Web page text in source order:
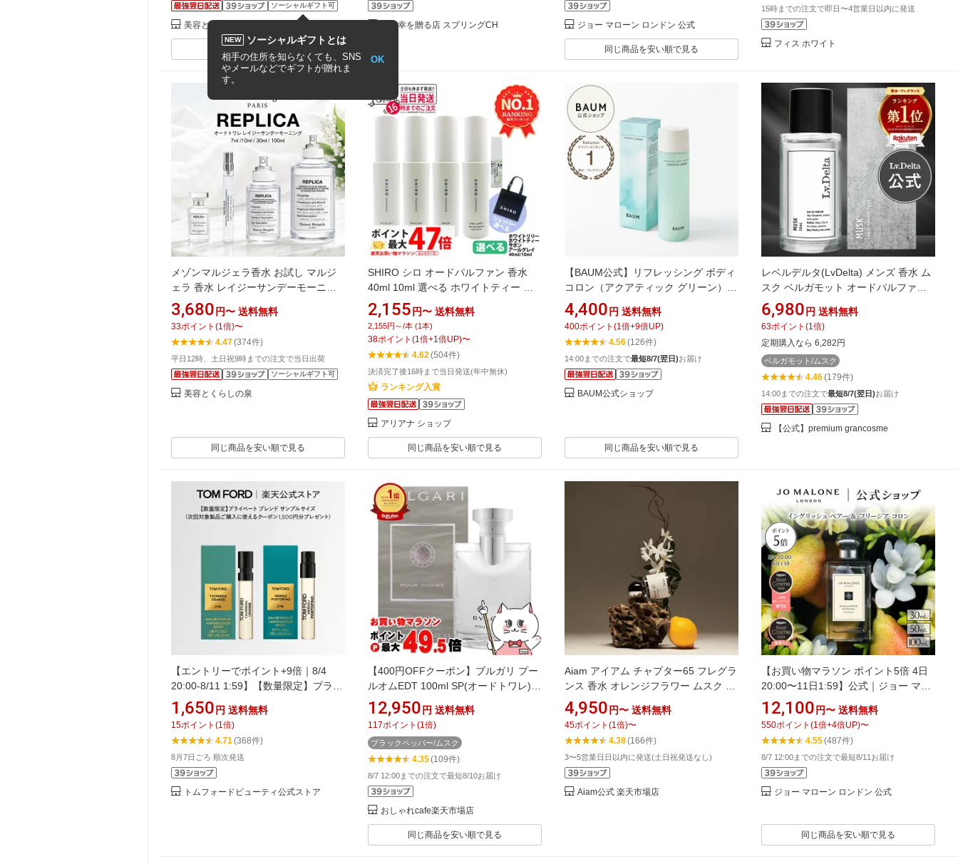
Bath
ソーシャルギフト可
美容とくらしの泉
同じ商品を安い順で見る
小確幸を贈る店 スプリングCH
誕生日
ジョー マローン ロンドン 公式
同じ商品を安い順で見る
15時までの注文で即日〜4営業日以内に発送
フィス ホワイト
メゾンマルジェラ香水 お試し マルジ
ェラ 香水 レイジーサンデーモーニン
グ 7ml 10ml 30ml 100ml メゾンマルジ
ェラ レプリカ オードトワレ レイジー
サンデー モーニング マルジェラ香水
メゾン マルジェラ レイジーサンデー
サンデーモーニング Maison Margiela
REPLICA
3,680 円〜 送料無料
33ポイント (1倍)〜
4.47(374件)
平日12時、土日祝9時までの注文で当日出荷
ソーシャルギフト可
美容とくらしの泉
同じ商品を安い順で見る
SHIRO シロ オードパルファン 香水
40ml 10ml 選べる ホワイトティー ホ
ワイトリリー サボン アールグレイ フ
レグランス ミニサイズ お試し 携帯用
レディース メンズ ユニセックス ギフ
ト プレゼント 誕生日 ショッパー 正規
袋 送料無料
2,155 円〜 送料無料
2,155円～/本 (1本)
38ポイント (1倍+1倍UP)〜
4.62(504件)
決済完了後16時まで当日発送(年中無休)
ランキング入賞
アリアナ ショップ
同じ商品を安い順で見る
【BAUM公式】リフレッシング ボディ
コロン（アクアティック グリーン）
□ | バウム | リフレッシャー コロン
アウトドア 持ち運び リフレッシュ 夏
におい 香り
4,400 円 送料無料
400ポイント (1倍+9倍UP)
4.56(126件)
14:00までの注文で最短8/7(翌日)お届け
BAUM公式ショップ
同じ商品を安い順で見る
レベルデルタ(LvDelta) メンズ 香水 ム
スク ベルガモット オードパルファン
香水 EDP 50mL / 単品
6,980 円 送料無料
63ポイント (1倍)
定期購入なら 6,282円
ベルガモット/ムスク
4.46(179件)
14:00までの注文で最短8/7(翌日)お届け
【公式】premium grancosme
【エントリーでポイント+9倍｜8/4
20:00-8/11 1:59】【数量限定】プライ
ベート ブレンド サンプルサイズ (次回
対象製品ご購入に使えるクーポン
1,500円分プレゼント) タオルミナ オ
レンジ ネロリ・ポルトフィーノ｜トム
フォード トム フォード 香水 オードパ
ルファム
1,650 円 送料無料
15ポイント (1倍)
4.71(368件)
8月7日ごろ 順次発送
トムフォードビューティ公式ストア
【400円OFFクーポン】ブルガリ プー
ルオムEDT 100ml SP(オードトワレ)
【香水】【宅配便送料無料】
(6002691)
12,950 円 送料無料
117ポイント (1倍)
ブラックペッパー/ムスク
4.35(109件)
8/7 12:00までの注文で最短8/10お届け
おしゃれcafe楽天市場店
同じ商品を安い順で見る
Aiam アイアム チャプター65 フレグラ
ンス 香水 オレンジフラワー ムスク ギ
フト プレゼント
4,950 円〜 送料無料
45ポイント (1倍)〜
4.38(166件)
3〜5営業日日以内に発送(土日祝発送なし)
Aiam公式 楽天市場店
【お買い物マラソン ポイント5倍 4日
20:00〜11日1:59】公式｜ジョー マロ
ーン ロンドン イングリッシュ ペアー
＆ フリージア コロン 30mL 50mL
100mL ギフトボックス入り｜ジョーマ
ローン 香水 フレグランス ギフト 送料
無料 アワード受賞 プレゼント 誕生日
12,100 円〜 送料無料
550ポイント (1倍+4倍UP)〜
4.55(487件)
8/7 12:00までの注文で最短8/11お届け
ジョー マローン ロンドン 公式
同じ商品を安い順で見る
NEW ソーシャルギフトとは
相手の住所を知らなくても、SNS
やメールなどでギフトが贈れま
す。
OK